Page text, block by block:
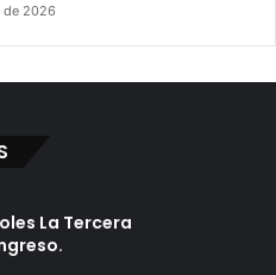
de 2026
La Tercera